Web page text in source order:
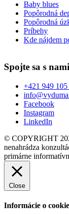
Baby blues
Popôrodná
Popôrodná
Príbehy
Kde nájdem
Spojte sa s nami
+421 949 105
Facebook
Instagram
LinkedIn
© COPYRIGHT
nenahrádza
primárne
Close
Informácie o